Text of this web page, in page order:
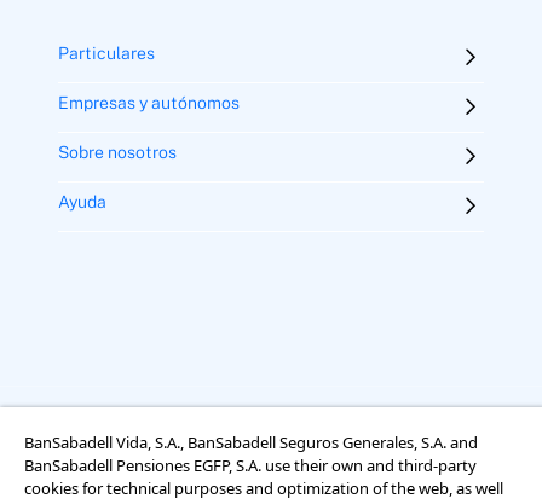
Particulares
Empresas y autónomos
Sobre nosotros
Ayuda
Aviso legal Términos y condiciones
Uso de cookies
Accesibilidad
Información sobre el tratamiento de datos personales
BanSabadell Vida, S.A., BanSabadell Seguros Generales, S.A. and
BanSabadell Pensiones EGFP, S.A. use their own and third-party
cookies for technical purposes and optimization of the web, as well